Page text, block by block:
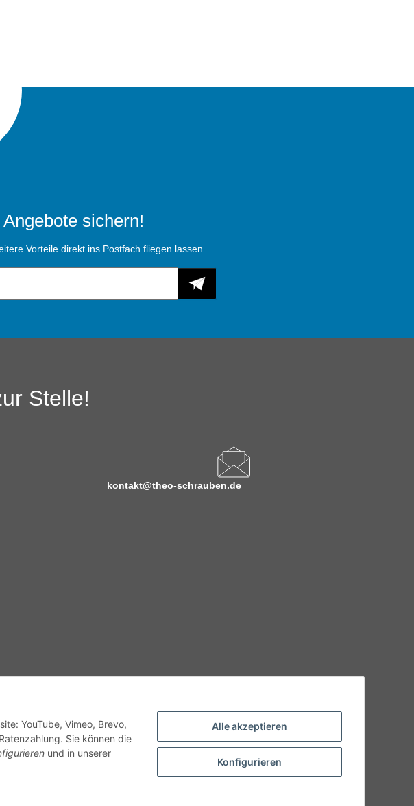
Alle akzeptieren
Konfigurieren
YouTube, Vimeo, Brevo,
Sie können die
und in unserer
sichern!
Vorteile direkt ins Postfach fliegen lassen.
Stelle!
kontakt@theo-schrauben.de
sein und vom Produkt abweichen.